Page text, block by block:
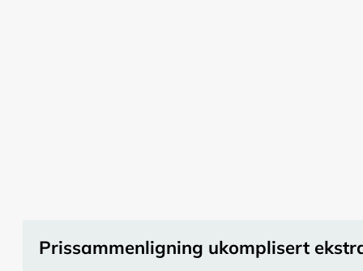
Prissammenligning ukomplisert